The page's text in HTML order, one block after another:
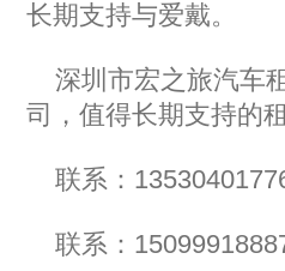
长期支持与爱戴。
深圳市宏之旅汽车
司，值得长期支持的
联系：
联系：